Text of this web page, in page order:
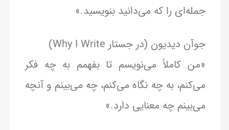
جمله‌ای را که می‌دانید بنویسید.»
جوآن دیدیون (در جستار Why I Write)
«من کاملاً می‌نویسم تا بفهمم به چه فکر
می‌کنم، به چه نگاه می‌کنم، چه می‌بینم و آنچه
می‌بینم چه معنایی دارد.»